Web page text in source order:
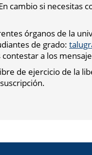
cambio si necesitas
órganos de la
de grado:
a los
de ejercicio de la